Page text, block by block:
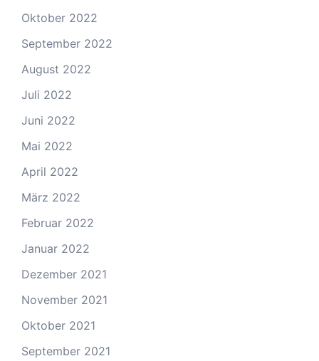
Oktober 2022
September 2022
August 2022
Juli 2022
Juni 2022
Mai 2022
April 2022
März 2022
Februar 2022
Januar 2022
Dezember 2021
November 2021
Oktober 2021
September 2021